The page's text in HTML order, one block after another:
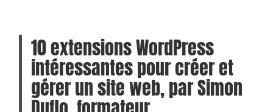
10 extensions WordPress
intéressantes pour créer et
gérer un site web, par Simon